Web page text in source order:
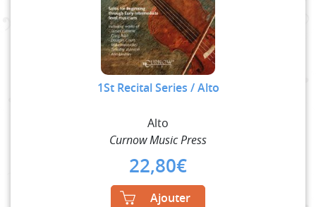
1St Recital Series / Alto
Alto
Curnow Music Press
22,80€
Ajouter